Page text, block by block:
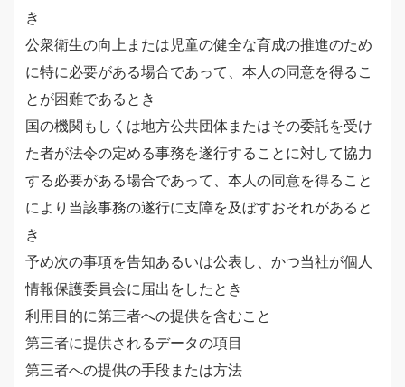
き
公衆衛生の向上または児童の健全な育成の推進のため
に特に必要がある場合であって、本人の同意を得るこ
とが困難であるとき
国の機関もしくは地方公共団体またはその委託を受け
た者が法令の定める事務を遂行することに対して協力
する必要がある場合であって、本人の同意を得ること
により当該事務の遂行に支障を及ぼすおそれがあると
き
予め次の事項を告知あるいは公表し、かつ当社が個人
情報保護委員会に届出をしたとき
利用目的に第三者への提供を含むこと
第三者に提供されるデータの項目
第三者への提供の手段または方法